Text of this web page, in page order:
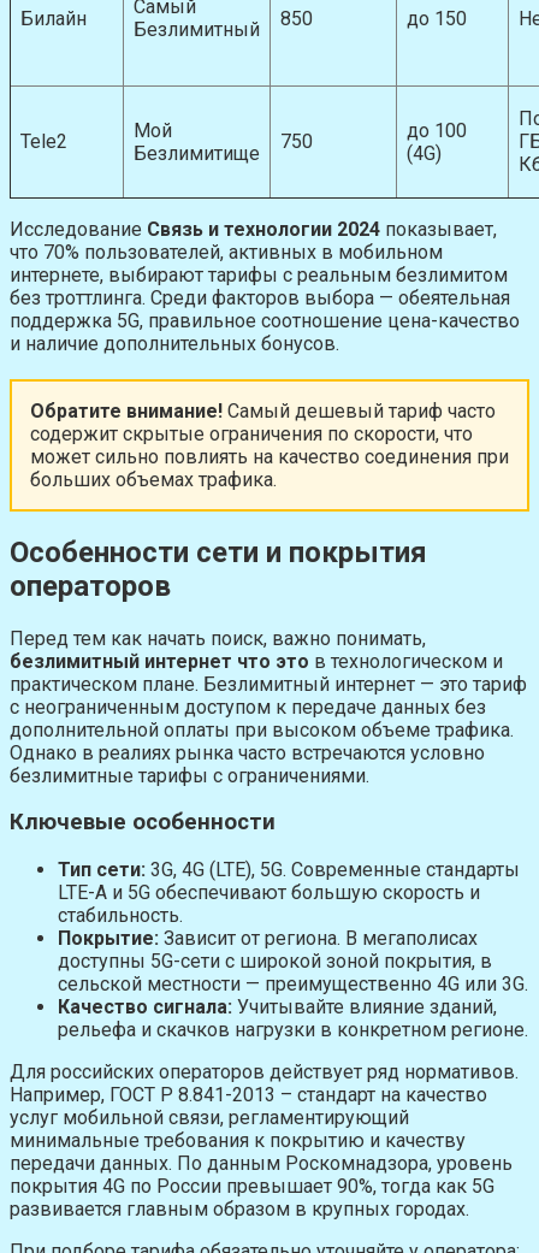
Билайн
Самый
Безлимитный
850 до 150
Tele2
Мой
Безлимитище
750
до 100
(4G)
Исследование Связь и технологии 2024 показывает,
что 70% пользователей, активных в мобильном
интернете, выбирают тарифы с реальным безлимитом
без троттлинга. Среди факторов выбора — обеятельная
поддержка 5G, правильное соотношение цена-качество
и наличие дополнительных бонусов.
Обратите внимание! Самый дешевый тариф часто
содержит скрытые ограничения по скорости, что
может сильно повлиять на качество соединения при
больших объемах трафика.
Особенности сети и покрытия
операторов
Перед тем как начать поиск, важно понимать,
безлимитный интернет что это в технологическом и
практическом плане. Безлимитный интернет — это тариф
с неограниченным доступом к передаче данных без
дополнительной оплаты при высоком объеме трафика.
Однако в реалиях рынка часто встречаются условно
безлимитные тарифы с ограничениями.
Ключевые особенности
Тип сети: 3G, 4G (LTE), 5G. Современные стандарты
LTE-A и 5G обеспечивают большую скорость и
стабильность.
Покрытие: Зависит от региона. В мегаполисах
доступны 5G-сети с широкой зоной покрытия, в
сельской местности — преимущественно 4G или 3G.
Качество сигнала: Учитывайте влияние зданий,
рельефа и скачков нагрузки в конкретном регионе.
Для российских операторов действует ряд нормативов.
Например, ГОСТ Р 8.841-2013 – стандарт на качество
услуг мобильной связи, регламентирующий
минимальные требования к покрытию и качеству
передачи данных. По данным Роскомнадзора, уровень
покрытия 4G по России превышает 90%, тогда как 5G
развивается главным образом в крупных городах.